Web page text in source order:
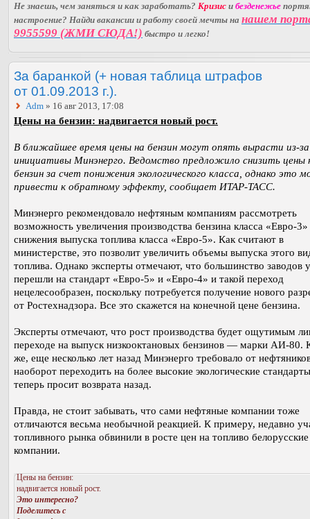
Не знаешь, чем заняться и как заработать? Кризис и безденежье
настроение? Найди вакансии и работу своей мечты на нашем
9955599 (ЖМИ СЮДА!) быстро и легко!
За баранкой (+ новая таблица штрафов
от 01.09.2013 г.).
Adm » 16 авг 2013, 17:08
Цены на бензин: надвигается новый рост.
В ближайшее время цены на бензин могут опять вырасти из-за
инициативы Минэнерго. Ведомство предложило снизить цены
бензин за счет понижения экологического класса, однако это
привести к обратному эффекту, сообщает ИТАР-ТАСС.
Минэнерго рекомендовало нефтяным компаниям рассмотреть
возможность увеличения производства бензина класса «Евро-3»
снижения выпуска топлива класса «Евро-5». Как считают в
министерстве, это позволит увеличить объемы выпуска этого
топлива. Однако эксперты отмечают, что большинство заводов
перешли на стандарт «Евро-5» и «Евро-4» и такой переход
нецелесообразен, поскольку потребуется получение нового
от Ростехнадзора. Все это скажется на конечной цене бензина.
Эксперты отмечают, что рост производства будет ощутимым
переходе на выпуск низкооктановых бензинов — марки АИ-80.
же, еще несколько лет назад Минэнерго требовало от
наоборот переходить на более высокие экологические
теперь просит возврата назад.
Правда, не стоит забывать, что сами нефтяные компании тоже
отличаются весьма необычной реакцией. К примеру, недавно
топливного рынка обвинили в росте цен на топливо белорусские
компании.
Цены на бензин:
надвигается новый рост.
Это интересно?
Поделитесь с